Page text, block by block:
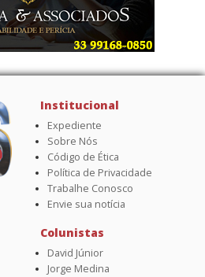
Institucional
Expediente
Sobre Nós
Código de Ética
Política de Privacidade
Trabalhe Conosco
Envie sua notícia
Colunistas
David Júnior
Jorge Medina